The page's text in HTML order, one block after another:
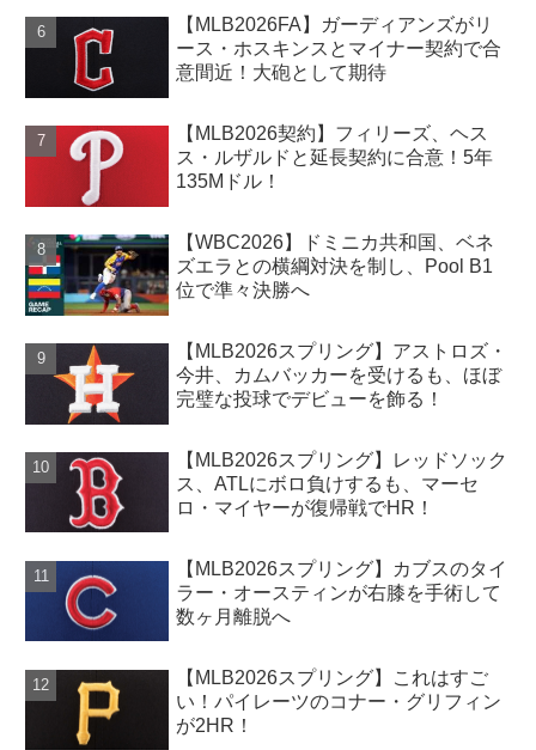
【MLB2026FA】ガーディアンズがリ
ース・ホスキンスとマイナー契約で合
意間近！大砲として期待
【MLB2026契約】フィリーズ、ヘス
ス・ルザルドと延長契約に合意！5年
135Mドル！
【WBC2026】ドミニカ共和国、ベネ
ズエラとの横綱対決を制し、Pool B1
位で準々決勝へ
【MLB2026スプリング】アストロズ・
今井、カムバッカーを受けるも、ほぼ
完璧な投球でデビューを飾る！
【MLB2026スプリング】レッドソック
ス、ATLにボロ負けするも、マーセ
ロ・マイヤーが復帰戦でHR！
【MLB2026スプリング】カブスのタイ
ラー・オースティンが右膝を手術して
数ヶ月離脱へ
【MLB2026スプリング】これはすご
い！パイレーツのコナー・グリフィン
が2HR！